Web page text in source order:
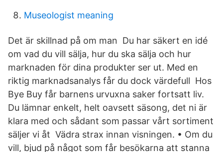
Museologist meaning
Det är skillnad på om man Du har säkert en idé
om vad du vill sälja, hur du ska sälja och hur
marknaden för dina produkter ser ut. Med en
riktig marknadsanalys får du dock värdefull Hos
Bye Buy får barnens urvuxna saker fortsatt liv.
Du lämnar enkelt, helt oavsett säsong, det ni är
klara med och sådant som passar vårt sortiment
säljer vi åt Vädra strax innan visningen. • Om du
vill, bjud på något som får besökarna att stanna